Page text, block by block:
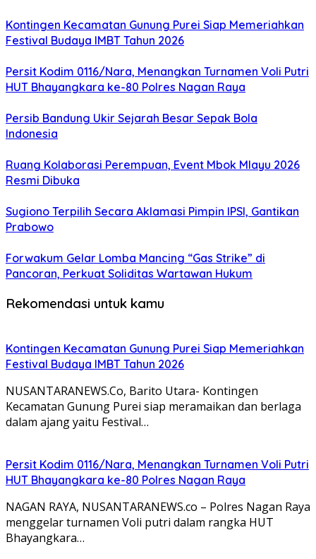
Kontingen Kecamatan Gunung Purei Siap Memeriahkan
Festival Budaya IMBT Tahun 2026
Persit Kodim 0116/Nara, Menangkan Turnamen Voli Putri
HUT Bhayangkara ke-80 Polres Nagan Raya
Persib Bandung Ukir Sejarah Besar Sepak Bola
Indonesia
Ruang Kolaborasi Perempuan, Event Mbok Mlayu 2026
Resmi Dibuka
Sugiono Terpilih Secara Aklamasi Pimpin IPSI, Gantikan
Prabowo
Forwakum Gelar Lomba Mancing “Gas Strike” di
Pancoran, Perkuat Soliditas Wartawan Hukum
Rekomendasi untuk kamu
Kontingen Kecamatan Gunung Purei Siap Memeriahkan
Festival Budaya IMBT Tahun 2026
NUSANTARANEWS.Co, Barito Utara- Kontingen
Kecamatan Gunung Purei siap meramaikan dan berlaga
dalam ajang yaitu Festival…
Persit Kodim 0116/Nara, Menangkan Turnamen Voli Putri
HUT Bhayangkara ke-80 Polres Nagan Raya
NAGAN RAYA, NUSANTARANEWS.co – Polres Nagan Raya
menggelar turnamen Voli putri dalam rangka HUT
Bhayangkara…